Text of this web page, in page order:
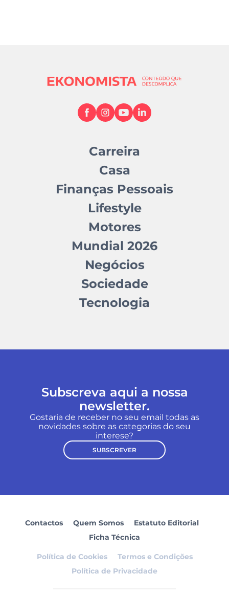
Carreira
Casa
Finanças Pessoais
Lifestyle
Motores
Mundial 2026
Negócios
Sociedade
Tecnologia
Subscreva aqui a nossa
newsletter.
Gostaria de receber no seu email todas as
novidades sobre as categorias do seu
interese?
SUBSCREVER
Contactos Quem Somos
Estatuto Editorial
Ficha Técnica
Política de Cookies
Termos e Condições
Política de Privacidade